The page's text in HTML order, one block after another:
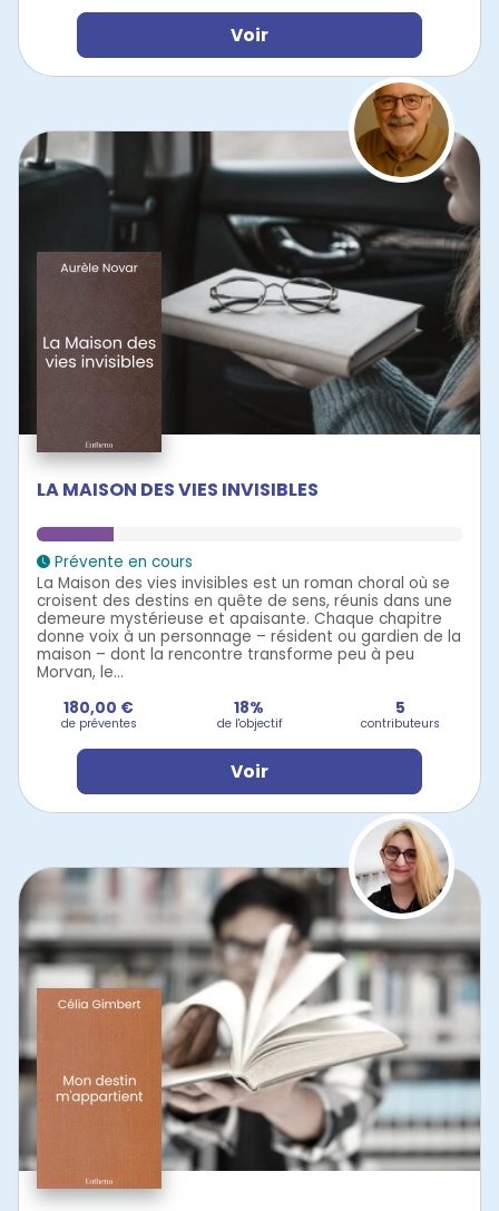
Voir
LA MAISON DES VIES INVISIBLES
Prévente en cours
La Maison des vies invisibles est un roman choral où se
croisent des destins en quête de sens, réunis dans une
demeure mystérieuse et apaisante. Chaque chapitre
donne voix à un personnage – résident ou gardien de la
maison – dont la rencontre transforme peu à peu
Morvan, le...
180,00 €
de préventes
18%
de l'objectif
5
contributeurs
Voir